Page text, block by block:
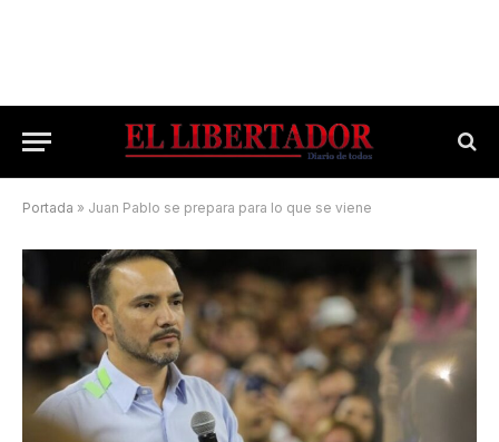
Portada » Juan Pablo se prepara para lo que se viene